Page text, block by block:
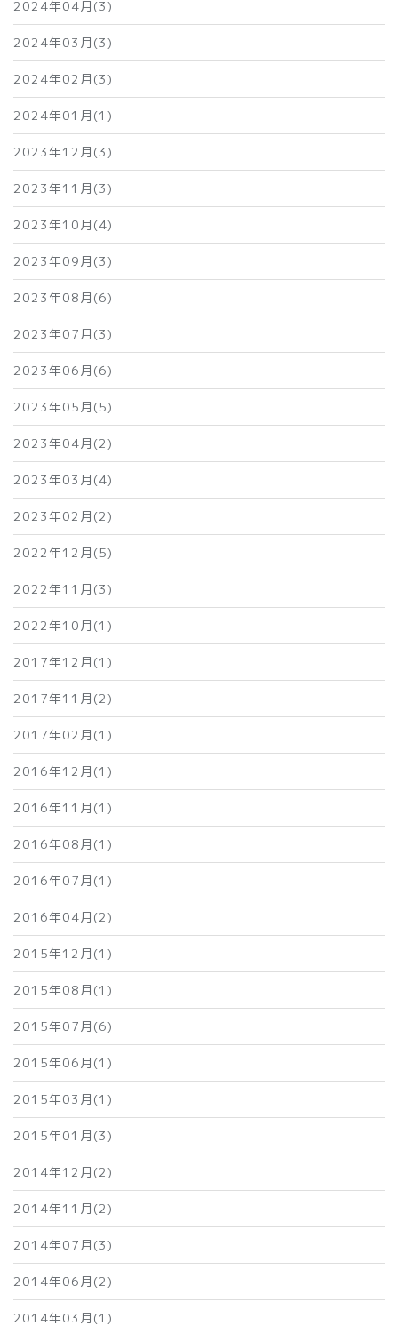
2024年04月(3)
2024年03月(3)
2024年02月(3)
2024年01月(1)
2023年12月(3)
2023年11月(3)
2023年10月(4)
2023年09月(3)
2023年08月(6)
2023年07月(3)
2023年06月(6)
2023年05月(5)
2023年04月(2)
2023年03月(4)
2023年02月(2)
2022年12月(5)
2022年11月(3)
2022年10月(1)
2017年12月(1)
2017年11月(2)
2017年02月(1)
2016年12月(1)
2016年11月(1)
2016年08月(1)
2016年07月(1)
2016年04月(2)
2015年12月(1)
2015年08月(1)
2015年07月(6)
2015年06月(1)
2015年03月(1)
2015年01月(3)
2014年12月(2)
2014年11月(2)
2014年07月(3)
2014年06月(2)
2014年03月(1)